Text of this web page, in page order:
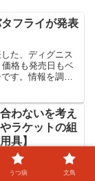
フライが発表
た、ディグニス
格も発売日もベ
す。情報を調べ
うです。少し前
...
わないを考え
ラケットの組
具】
の「用具が合
いて、考えてき
うつ病 文鳥